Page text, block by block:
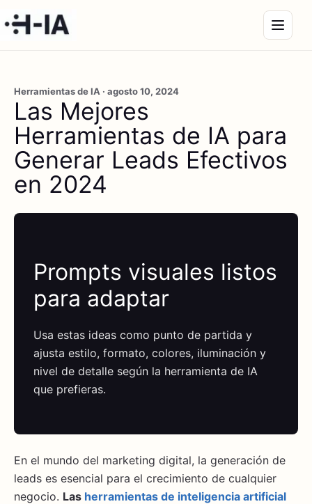
Herramientas de IA · agosto 10, 2024
Las Mejores
Herramientas de IA para
Generar Leads Efectivos
en 2024
Prompts visuales listos
para adaptar
Usa estas ideas como punto de partida y
ajusta estilo, formato, colores, iluminación y
nivel de detalle según la herramienta de IA
que prefieras.
En el mundo del marketing digital, la generación de
leads es esencial para el crecimiento de cualquier
negocio. Las herramientas de inteligencia artificial